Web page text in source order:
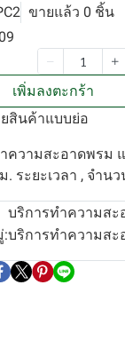
ขายแล้ว 0 ชิ้น
เพิ่มลงตะกร้า
สินค้าแบบย่อ
ความสะอาดพรม
. ระยะเวลา , จำ
บริการทำความสะ
บริการทำความสะ